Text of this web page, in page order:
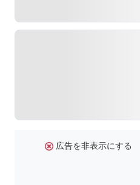
広告を非表示にする